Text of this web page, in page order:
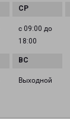
с 09:00 до
18:00
Выходной